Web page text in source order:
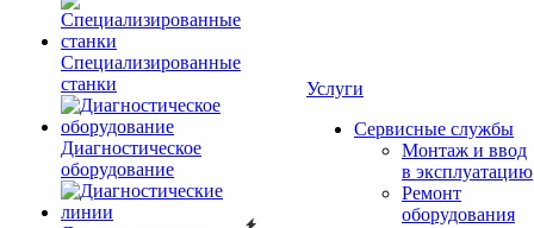
Специализированные
станки
Диагностическое
оборудование
Услуги
Сервисные службы
Монтаж и ввод
в эксплуатацию
Ремонт
оборудования